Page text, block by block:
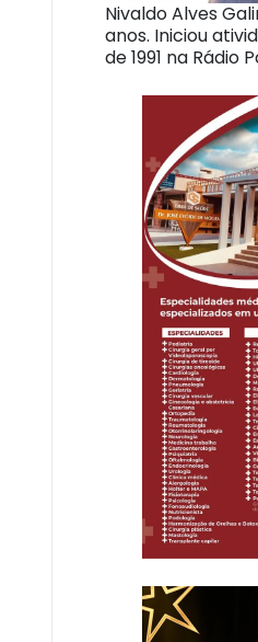
Nivaldo Alves
anos. Iniciou
de 1991 na Rádio